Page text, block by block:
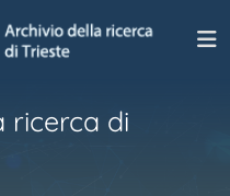
ricerca di